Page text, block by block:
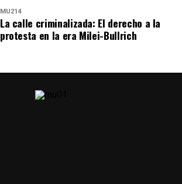
MU214
La calle criminalizada: El derecho a la
protesta en la era Milei-Bullrich